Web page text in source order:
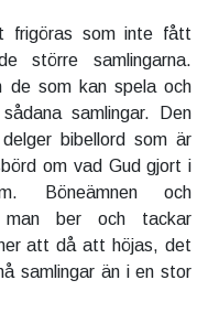
frigöras som inte fått
större samlingarna.
de som kan spela och
samlingar. Den
bibellord som är
om vad Gud gjort i
Böneämnen och
man ber och tackar
att då att höjas, det
samlingar än i en stor